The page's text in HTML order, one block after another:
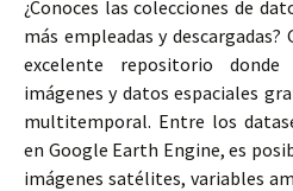
¿Conoces las colecciones de
más empleadas y
excelente repositorio
imágenes y datos espaciales
multitemporal. Entre los
en Google Earth Engine, es
imágenes satélites, variables